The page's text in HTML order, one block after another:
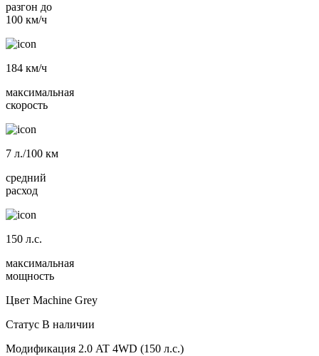
разгон до
100 км/ч
184 км/ч
максимальная
скорость
7 л./100 км
средний
расход
150 л.с.
максимальная
мощность
Цвет Machine Grey
Статус В наличии
Модификация 2.0 AT 4WD (150 л.с.)